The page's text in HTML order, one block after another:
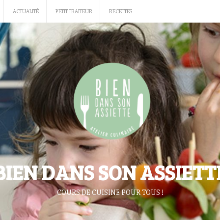
ACTUALITÉ PETIT TRAITEUR RECETTES
DANS SON
COURS DE CUISINE POUR TOUS !